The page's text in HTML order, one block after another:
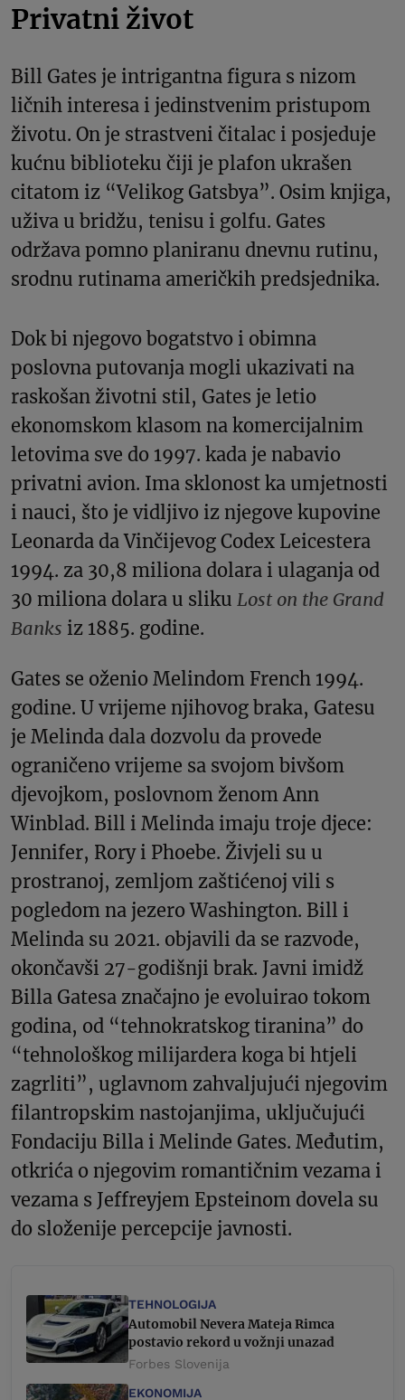
Privatni život
Bill Gates je intrigantna figura s nizom
ličnih interesa i jedinstvenim pristupom
životu. On je strastveni čitalac i posjeduje
kućnu biblioteku čiji je plafon ukrašen
citatom iz “Velikog Gatsbya”. Osim knjiga,
uživa u bridžu, tenisu i golfu. Gates
održava pomno planiranu dnevnu rutinu,
srodnu rutinama američkih predsjednika.
Dok bi njegovo bogatstvo i obimna
poslovna putovanja mogli ukazivati na
raskošan životni stil, Gates je letio
ekonomskom klasom na komercijalnim
letovima sve do 1997. kada je nabavio
privatni avion. Ima sklonost ka umjetnosti
i nauci, što je vidljivo iz njegove kupovine
Leonarda da Vinčijevog Codex Leicestera
1994. za 30,8 miliona dolara i ulaganja od
30 miliona dolara u sliku Lost on the Grand
Banks iz 1885. godine.
Gates se oženio Melindom French 1994.
godine. U vrijeme njihovog braka, Gatesu
je Melinda dala dozvolu da provede
ograničeno vrijeme sa svojom bivšom
djevojkom, poslovnom ženom Ann
Winblad. Bill i Melinda imaju troje djece:
Jennifer, Rory i Phoebe. Živjeli su u
prostranoj, zemljom zaštićenoj vili s
pogledom na jezero Washington. Bill i
Melinda su 2021. objavili da se razvode,
okončavši 27-godišnji brak. Javni imidž
Billa Gatesa značajno je evoluirao tokom
godina, od “tehnokratskog tiranina” do
“tehnološkog milijardera koga bi htjeli
zagrliti”, uglavnom zahvaljujući njegovim
filantropskim nastojanjima, uključujući
Fondaciju Billa i Melinde Gates. Međutim,
otkrića o njegovim romantičnim vezama i
vezama s Jeffreyjem Epsteinom dovela su
do složenije percepcije javnosti.
TEHNOLOGIJA
Automobil Nevera Mateja Rimca
postavio rekord u vožnji unazad
Forbes Slovenija
EKONOMIJA